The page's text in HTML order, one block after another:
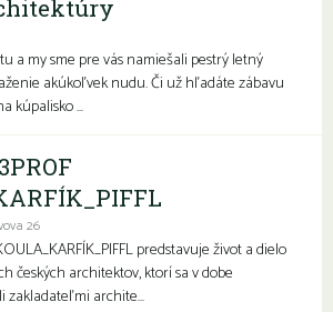
a my sme pre vás namiešali pestrý letný
akúkoľvek nudu. Či už hľadáte zábavu
kúpalisko ...
26
predstavuje život a dielo
českých architektov, ktorí sa v dobe
zakladateľmi archite...